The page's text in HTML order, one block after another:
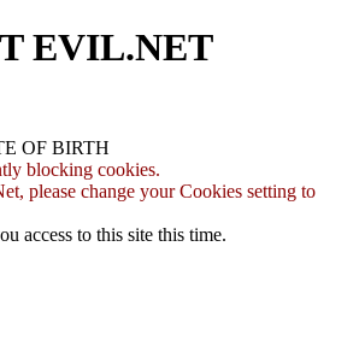
EVIL.NET
OF BIRTH
blocking cookies.
please change your Cookies setting to
access to this site this time.